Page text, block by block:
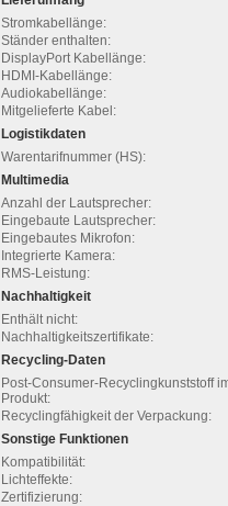
Stromkabellänge:
Ständer enthalten:
DisplayPort Kabellänge:
HDMI-Kabellänge:
Audiokabellänge:
Mitgelieferte Kabel:
Logistikdaten
Warentarifnummer (HS):
Multimedia
Anzahl der Lautsprecher:
Eingebaute Lautsprecher:
Eingebautes Mikrofon:
Integrierte Kamera:
RMS-Leistung:
Nachhaltigkeit
Enthält nicht:
Nachhaltigkeitszertifikate:
Recycling-Daten
Post-Consumer-Recyclingkunststoff
Produkt:
Recyclingfähigkeit der Verpackung:
Sonstige Funktionen
Kompatibilität:
Lichteffekte:
Zertifizierung: